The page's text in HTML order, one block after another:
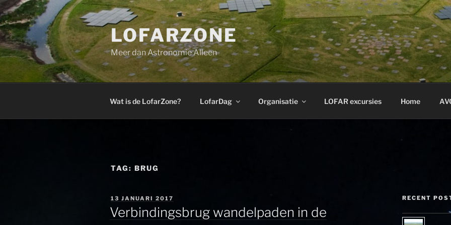
Ga
naar
de
inhoud
LOFARZONE
Meer dan Astronomie Alleen
Wat is de LofarZone? LofarDag Organisatie LOFAR excursies Home
TAG: BRUG
GEPLAATST
OP
13 JANUARI 2017
Verbindingsbrug wandelpaden in de
RECENT